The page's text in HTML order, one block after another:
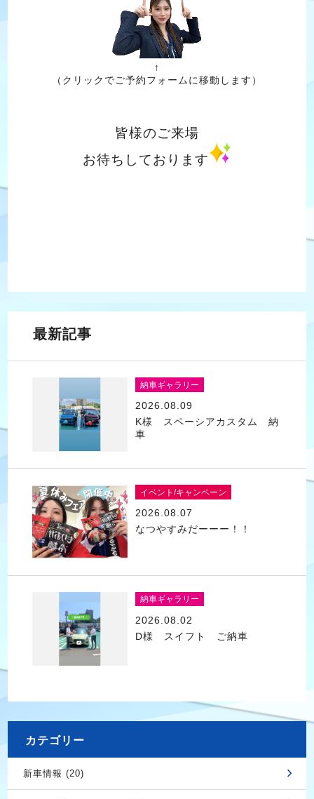
↑
（クリックでご予約フォームに移動します）
皆様のご来場
お待ちしております
最新記事
納車ギャラリー
2026.08.09
K様 スペーシアカスタム 納
車
イベント/キャンペーン
2026.08.07
なつやすみだーーー！！
納車ギャラリー
2026.08.02
D様 スイフト ご納車
カテゴリー
新車情報 (20)